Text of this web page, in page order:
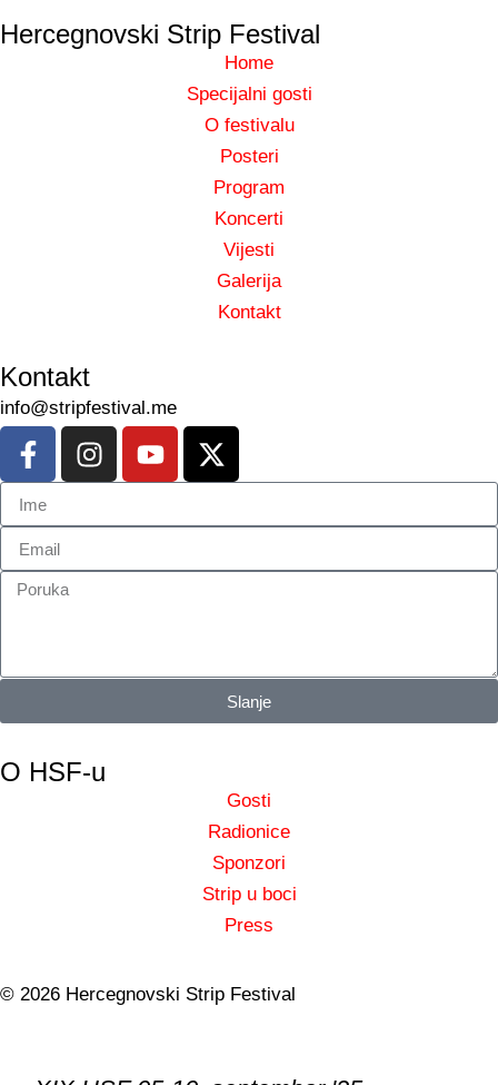
Hercegnovski Strip Festival
Home
Specijalni gosti
O festivalu
Posteri
Program
Koncerti
Vijesti
Galerija
Kontakt
Kontakt
info@stripfestival.me
Slanje
O HSF-u
Gosti
Radionice
Sponzori
Strip u boci
Press
© 2026 Hercegnovski Strip Festival